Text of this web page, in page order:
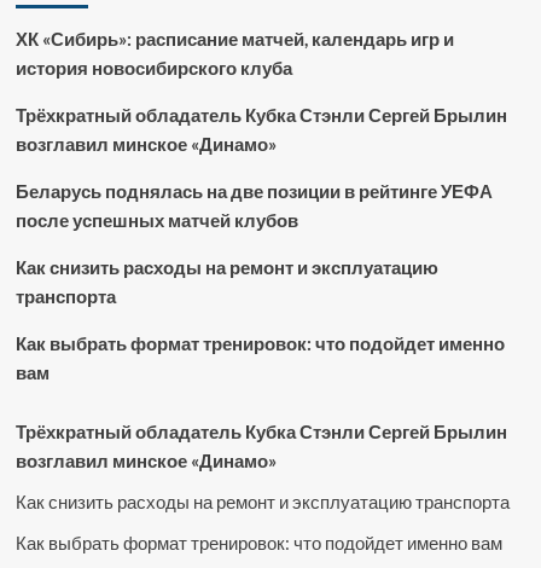
ХК «Сибирь»: расписание матчей, календарь игр и
история новосибирского клуба
Трёхкратный обладатель Кубка Стэнли Сергей Брылин
возглавил минское «Динамо»
Беларусь поднялась на две позиции в рейтинге УЕФА
после успешных матчей клубов
Как снизить расходы на ремонт и эксплуатацию
транспорта
Как выбрать формат тренировок: что подойдет именно
вам
Трёхкратный обладатель Кубка Стэнли Сергей Брылин
возглавил минское «Динамо»
Как снизить расходы на ремонт и эксплуатацию транспорта
Как выбрать формат тренировок: что подойдет именно вам